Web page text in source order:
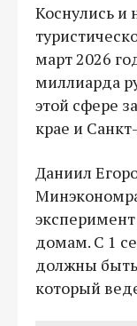
Коснулись и
март 2026
миллиарда
этой сфере
крае и
Даниил
домам. С 1
должны
который